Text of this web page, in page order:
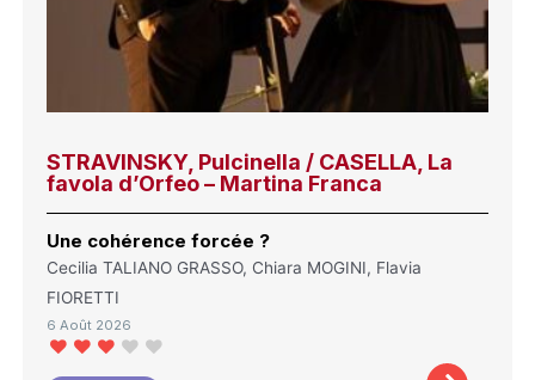
STRAVINSKY, Pulcinella / CASELLA, La
favola d’Orfeo – Martina Franca
Une cohérence forcée ?
Cecilia TALIANO GRASSO, Chiara MOGINI, Flavia
FIORETTI
6 Août 2026